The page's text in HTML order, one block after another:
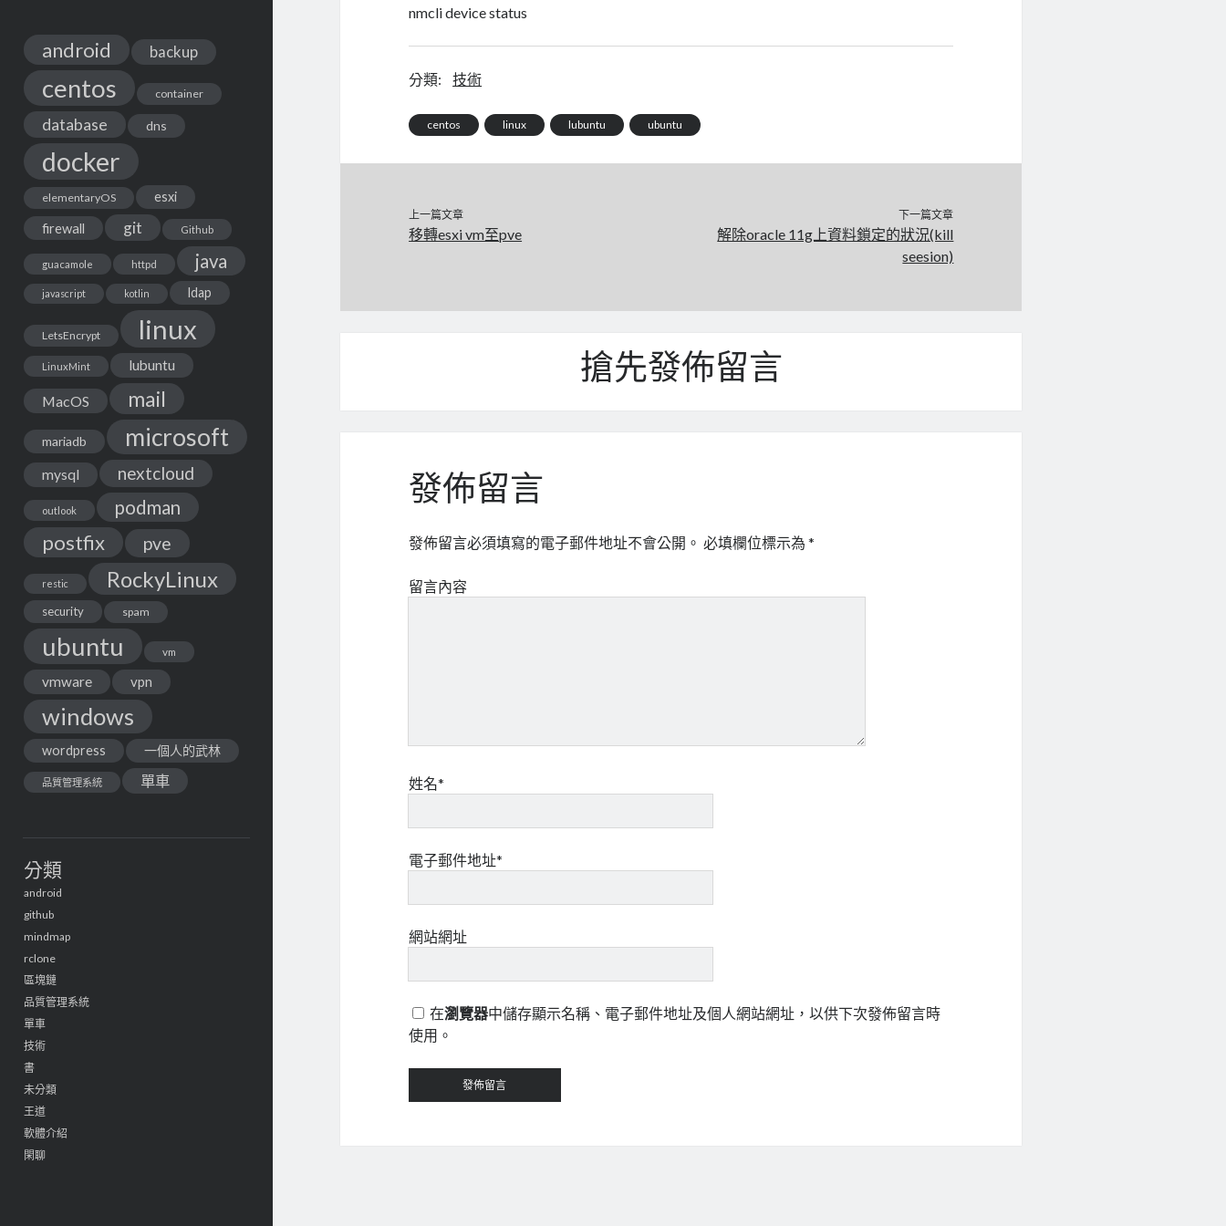
android backup
centos container
database dns
docker
elementaryOS esxi
firewall git Github
guacamole httpd java
javascript kotlin ldap
LetsEncrypt linux
LinuxMint lubuntu
MacOS mail
mariadb microsoft
mysql nextcloud
outlook podman
postfix pve
restic RockyLinux
security spam
ubuntu vm
vmware vpn
windows
wordpress 一個人的武林
品質管理系統 單車
分類
android
github
mindmap
rclone
區塊鏈
品質管理系統
單車
技術
書
未分類
王道
軟體介紹
閑聊
nmcli device status
分類: 技術
centos linux lubuntu ubuntu
上一篇文章
移轉esxi vm至pve
下一篇文章
解除oracle 11g上資料鎖定的狀況(kill
seesion)
搶先發佈留言
發佈留言
發佈留言必須填寫的電子郵件地址不會公開。 必填欄位標示為*
留言內容
姓名*
電子郵件地址*
網站網址
在瀏覽器中儲存顯示名稱、電子郵件地址及個人網站網址，以供下次發佈留言時
使用。